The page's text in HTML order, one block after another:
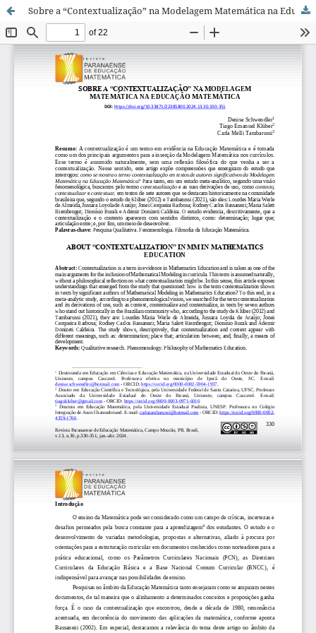
Sobre a “Contextualização” na Modelagem Matemática na Educação Matemática